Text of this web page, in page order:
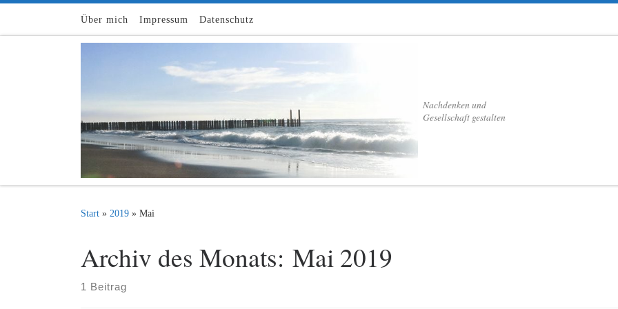
Zum Inhalt springen
Über mich Impressum Datenschutz
Nachdenken und
Gesellschaft gestalten
Start » 2019 » Mai
Archiv des Monats: Mai 2019
1 Beitrag